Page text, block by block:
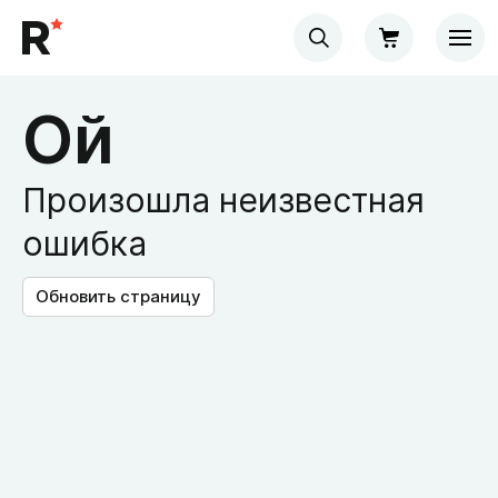
Ой
Произошла неизвестная
ошибка
Обновить страницу